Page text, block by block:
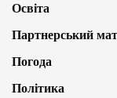
Освіта
Партнерський
Погода
Політика